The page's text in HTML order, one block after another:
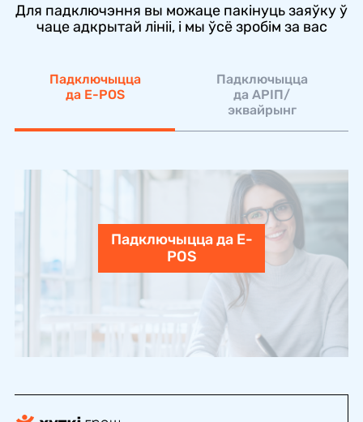
Для падключэння вы можаце пакінуць заяўку ў
чаце адкрытай лініі, і мы ўсё зробім за вас
Падключыцца
да E-POS
Падключыцца
да АРІП/
эквайрынг
Падключыцца да E-
POS